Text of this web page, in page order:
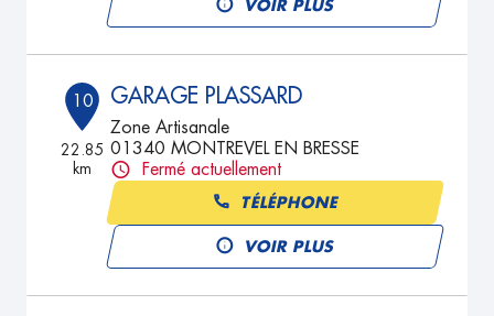
VOIR PLUS
10
22.85
km
GARAGE PLASSARD
Zone Artisanale
01340 MONTREVEL EN BRESSE
Fermé actuellement
TÉLÉPHONE
VOIR PLUS